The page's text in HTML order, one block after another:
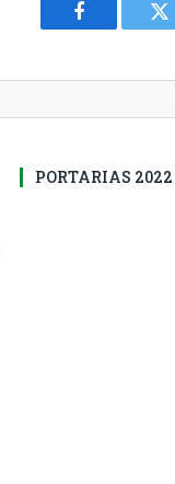
Facebook
PORTARIAS 2022